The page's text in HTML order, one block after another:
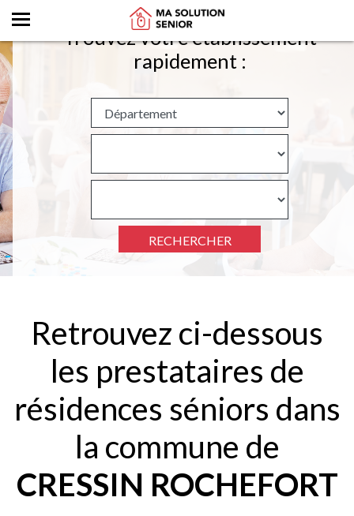
Trouvez votre établissement
rapidement :
RECHERCHER
Retrouvez ci-dessous
les prestataires de
résidences séniors dans
la commune de
CRESSIN ROCHEFORT